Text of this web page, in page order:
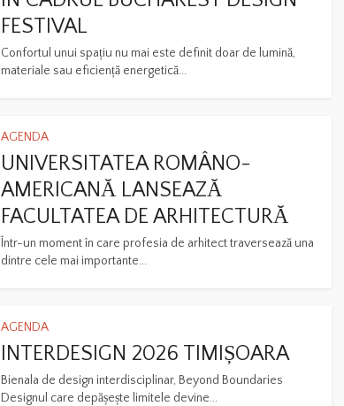
FESTIVAL
Confortul unui spațiu nu mai este definit doar de lumină,
materiale sau eficiență energetică...
AGENDA
UNIVERSITATEA ROMÂNO-
AMERICANĂ LANSEAZĂ
FACULTATEA DE ARHITECTURĂ
Într-un moment în care profesia de arhitect traversează una
dintre cele mai importante...
AGENDA
INTERDESIGN 2026 TIMIȘOARA
Bienala de design interdisciplinar, Beyond Boundaries
Designul care depășește limitele devine...